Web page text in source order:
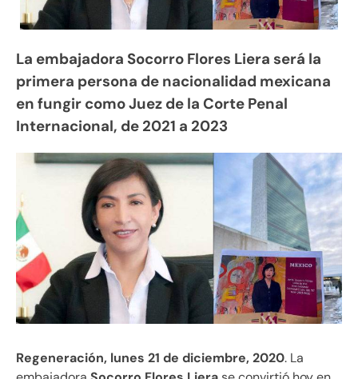
La embajadora Socorro Flores Liera será la
primera persona de nacionalidad mexicana
en fungir como Juez de la Corte Penal
Internacional, de 2021 a 2023
Regeneración, lunes 21 de diciembre, 2020. La